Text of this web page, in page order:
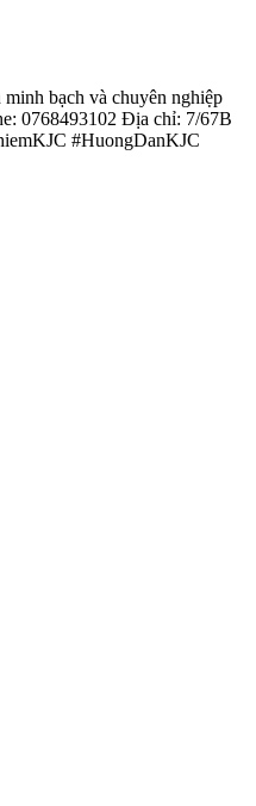
bạch và chuyên nghiệp
0768493102 Địa chỉ: 7/67B
#HuongDanKJC